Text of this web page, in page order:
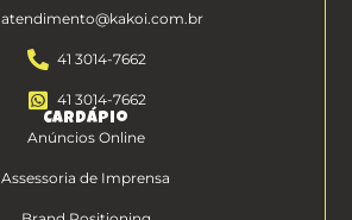
atendimento@kakoi.com.br
41 3014-7662
41 3014-7662
Cardápio
Anúncios Online
Assessoria de Imprensa